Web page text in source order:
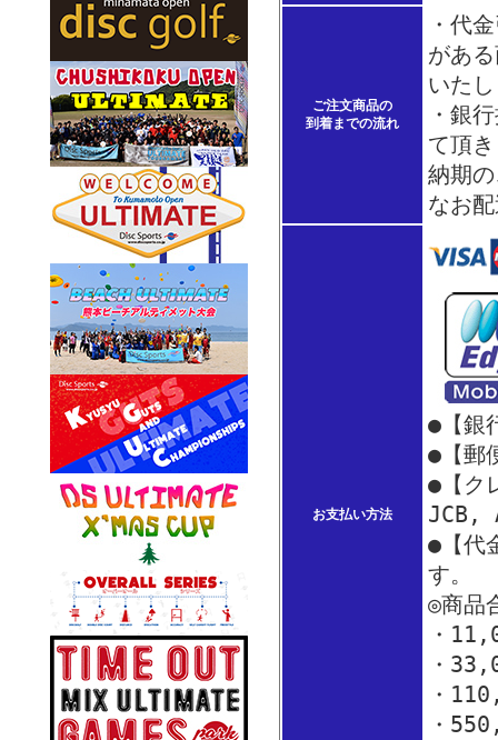
ご注文商品の
到着までの流れ
・代
があ
いた
・銀
て頂
納期
なお
お支払い方法
●【銀
●【郵
●【ク
JCB,
●【代
す。
◎商品
・
・
・
・